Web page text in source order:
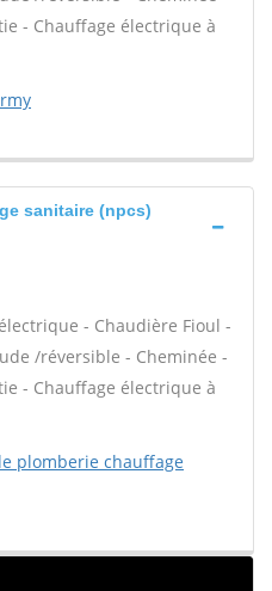
- Chauffage électrique à
sanitaire (npcs)
- Chaudière Fioul -
/réversible - Cheminée -
- Chauffage électrique à
plomberie chauffage